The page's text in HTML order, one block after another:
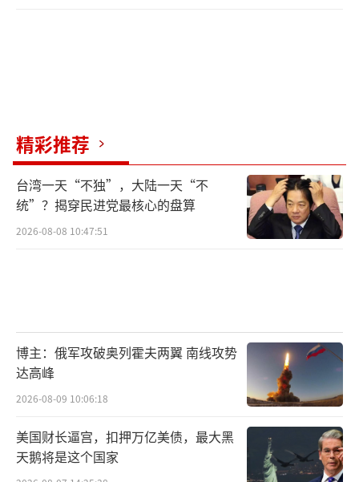
精彩推荐
台湾一天“不独”，大陆一天“不
统”？揭穿民进党最核心的盘算
2026-08-08 10:47:51
博主：俄军攻破奥列霍夫两翼 南线攻势
达高峰
2026-08-09 10:06:18
美国财长逼宫，扣押万亿美债，最大黑
天鹅将是这个国家